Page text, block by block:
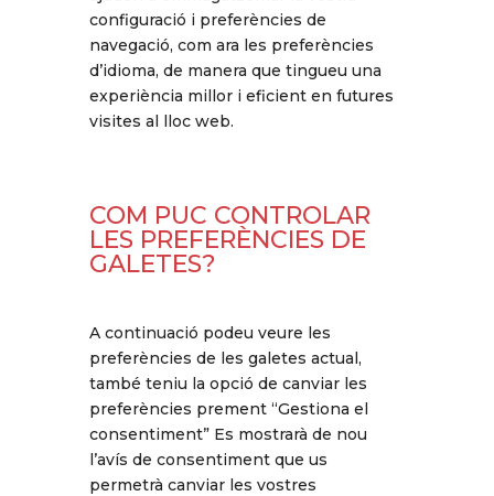
configuració i preferències de
navegació, com ara les preferències
d’idioma, de manera que tingueu una
experiència millor i eficient en futures
visites al lloc web.
COM PUC CONTROLAR
LES PREFERÈNCIES DE
GALETES?
A continuació podeu veure les
preferències de les galetes actual,
també teniu la opció de canviar les
preferències prement “Gestiona el
consentiment” Es mostrarà de nou
l’avís de consentiment que us
permetrà canviar les vostres